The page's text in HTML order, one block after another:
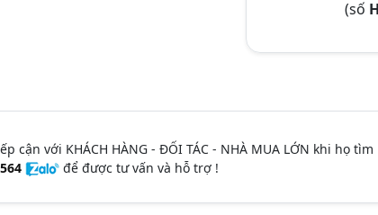
(số
với KHÁCH HÀNG - ĐỐI TÁC - NHÀ MUA LỚN khi họ tìm
để được tư vấn và hỗ trợ !